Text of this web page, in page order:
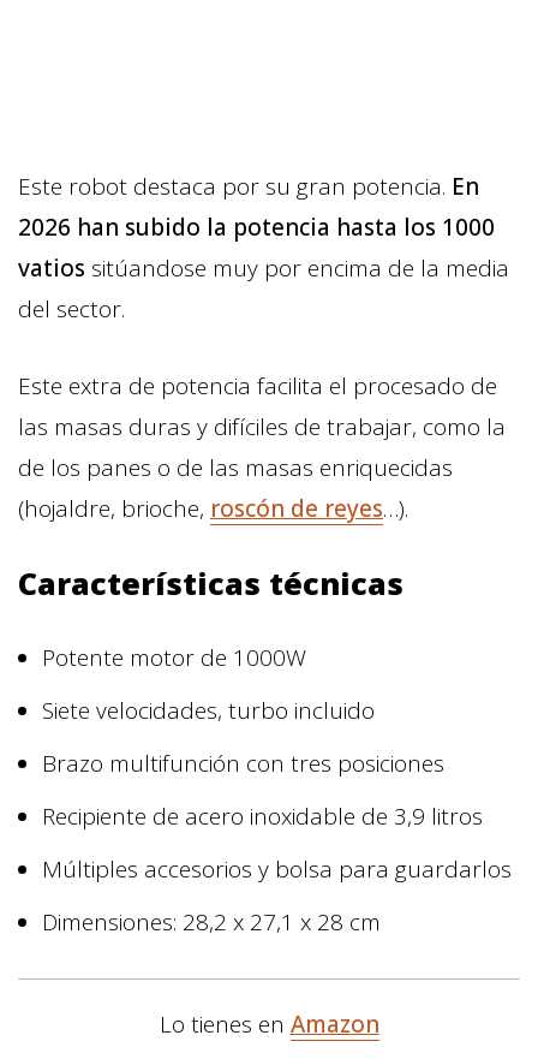
Este robot destaca por su gran potencia. En
2026 han subido la potencia hasta los 1000
vatios sitúandose muy por encima de la media
del sector.
Este extra de potencia facilita el procesado de
las masas duras y difíciles de trabajar, como la
de los panes o de las masas enriquecidas
(hojaldre, brioche, roscón de reyes…).
Características técnicas
Potente motor de 1000W
Siete velocidades, turbo incluido
Brazo multifunción con tres posiciones
Recipiente de acero inoxidable de 3,9 litros
Múltiples accesorios y bolsa para guardarlos
Dimensiones: 28,2 x 27,1 x 28 cm
Lo tienes en Amazon